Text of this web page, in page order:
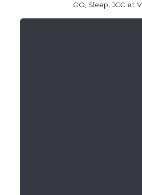
GO, Sleep, JCC et